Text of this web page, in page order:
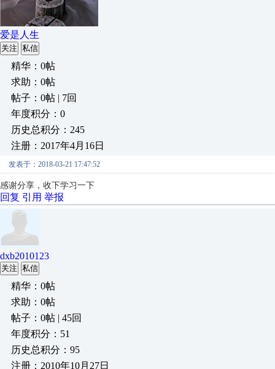
爱是人生
关注 私信
精华：0帖
求助：0帖
帖子：0帖 | 7回
年度积分：0
历史总积分：245
注册：2017年4月16日
发表于：2018-03-21 17:47:52
感谢分享，收下学习一下
回复 引用 举报
dxb2010123
关注 私信
精华：0帖
求助：0帖
帖子：0帖 | 45回
年度积分：51
历史总积分：95
注册：2010年10月27日